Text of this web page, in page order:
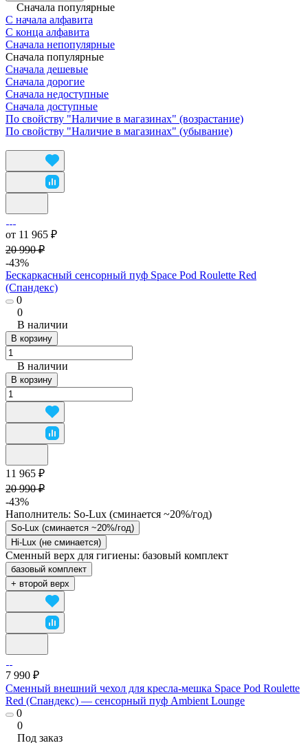
Сначала популярные
С начала алфавита
С конца алфавита
Сначала непопулярные
Сначала популярные
Сначала дешевые
Сначала дорогие
Сначала недоступные
Сначала доступные
По свойству "Наличие в магазинах" (возрастание)
По свойству "Наличие в магазинах" (убывание)
от 11 965 ₽
20 990 ₽
-43%
Бескаркасный сенсорный пуф Space Pod Roulette Red
(Спандекс)
0
0
В наличии
В корзину
В наличии
В корзину
11 965 ₽
20 990 ₽
-43%
Наполнитель: So-Lux (cминается ~20%/год)
So-Lux (cминается ~20%/год)
Hi-Lux (не сминается)
Сменный верх для гигиены: базовый комплект
базовый комплект
+ второй верх
7 990 ₽
Сменный внешний чехол для кресла-мешка Space Pod Roulette
Red (Спандекс) — сенсорный пуф Ambient Lounge
0
0
Под заказ